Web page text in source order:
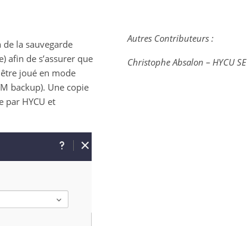
la sauvegarde
afin de s’assurer que
joué en mode
backup). Une copie
par HYCU et
Autres Contributeurs :
Christophe Absalon – HYCU SE